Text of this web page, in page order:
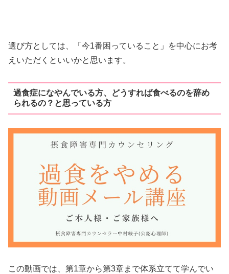
選び方としては、「今1番困っていること」を中心にお考
えいただくといいかと思います。
過食症になやんでいる方、どうすれば食べるのを辞め
られるの？と思っている方
この動画では、第1章から第3章まで体系立てて学んでい